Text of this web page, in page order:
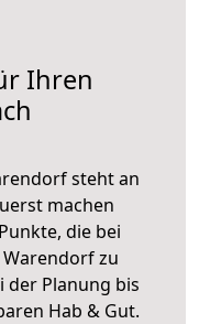
Ihren
steht an
machen
die bei
zu
der Planung bis
Hab & Gut.